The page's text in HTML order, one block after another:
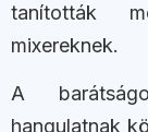
tanították
mixereknek.
A
hangulatnak